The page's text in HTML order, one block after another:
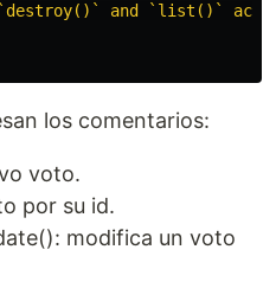
and `list()`
los comentarios:
voto.
por su id.
modifica un voto